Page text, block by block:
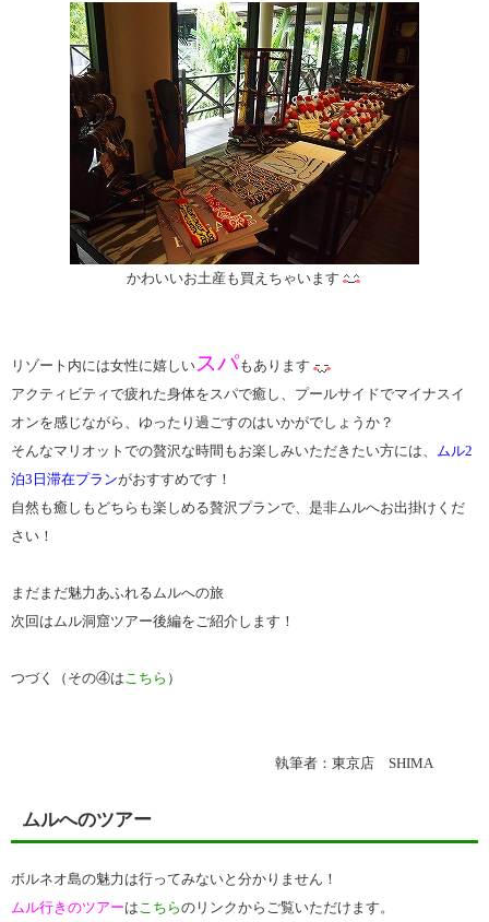
かわいいお土産も買えちゃいます
リゾート内には女性に嬉しい スパもあります
アクティビティで疲れた身体をスパで癒し、プールサイドでマイナスイ
オンを感じながら、ゆったり過ごすのはいかがでしょうか？
そんなマリオットでの贅沢な時間もお楽しみいただきたい方には、 ムル2
泊3日滞在プランがおすすめです！
自然も癒しもどちらも楽しめる贅沢プランで、是非ムルへお出掛けくだ
さい！
まだまだ魅力あふれるムルへの旅
次回はムル洞窟ツアー後編をご紹介します！
つづく（その④はこちら ）
執筆者：東京店 SHIMA
ムルへのツアー
ボルネオ島の魅力は行ってみないと分かりません！
ムル行きのツアーはこちらのリンクからご覧いただけます。